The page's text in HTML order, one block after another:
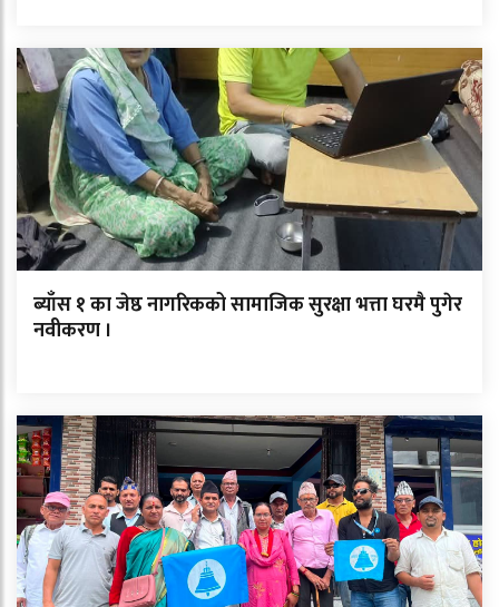
ब्याँस १ का जेष्ठ नागरिकको सामाजिक सुरक्षा भत्ता घरमै पुगेर
नवीकरण ।